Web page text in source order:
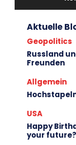
Aktuelle
Geopolitics
Russland
Freunden
Allgemein
USA
Happy
your future?